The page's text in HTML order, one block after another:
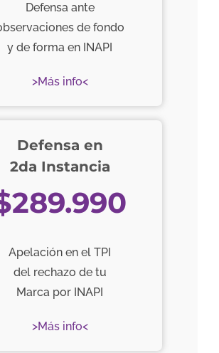
Defensa ante
de fondo
y de forma en INAPI
>Más info<
Defensa en
2da Instancia
Apelación en el TPI
del rechazo de tu
Marca por INAPI
>Más info<